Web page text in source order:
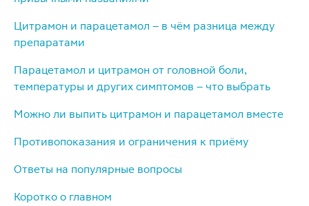
Цитрамон и парацетамол – в чём разница между
препаратами
Парацетамол и цитрамон от головной боли,
температуры и других симптомов – что выбрать
Можно ли выпить цитрамон и парацетамол вместе
Противопоказания и ограничения к приёму
Ответы на популярные вопросы
Коротко о главном